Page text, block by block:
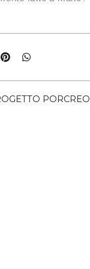
PORCREO